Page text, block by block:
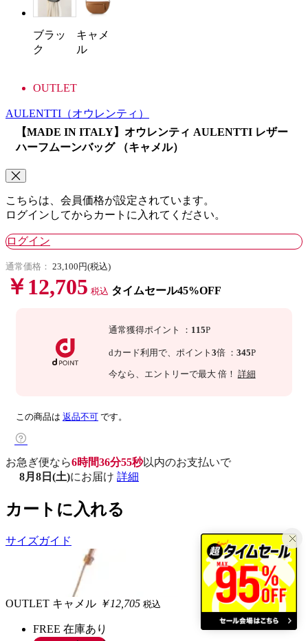
ブラッ
ク
キャメ
ル
OUTLET
AULENTTI （オウレンティ）
【MADE IN ITALY】オウレンティ AULENTTI レザー
ハーフムーンバッグ （キャメル）
こちらは、会員価格が設定されています。
ログインしてからカートに入れてください。
ログイン
通常価格： 23,100円(税込)
￥12,705 税込 タイムセール45%OFF
通常獲得ポイント ： 115P
dカード利用で、 ポイント 3倍 ： 345P
今なら 、エントリーで最大 倍！ 詳細
この商品は 返品不可 です。
お急ぎ便なら6時間36分54秒以内のお支払いで
8月8日(土)にお届け 詳細
カートに入れる
サイズガイド
OUTLET キャメル ￥12,705 税込
FREE 在庫あり